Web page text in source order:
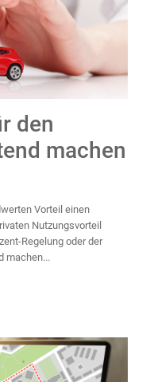
den
machen
Vorteil einen
Nutzungsvorteil
Regelung oder der
machen...